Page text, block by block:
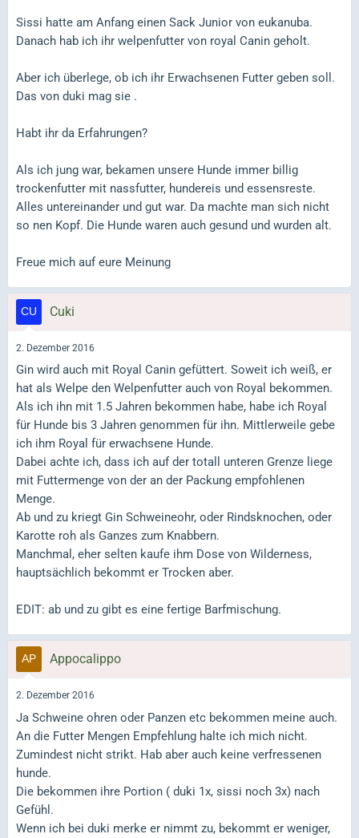
Sissi hatte am Anfang einen Sack Junior von eukanuba.
Danach hab ich ihr welpenfutter von royal Canin geholt.
Aber ich überlege, ob ich ihr Erwachsenen Futter geben soll.
Das von duki mag sie .
Habt ihr da Erfahrungen?
Als ich jung war, bekamen unsere Hunde immer billig
trockenfutter mit nassfutter, hundereis und essensreste.
Alles untereinander und gut war. Da machte man sich nicht
so nen Kopf. Die Hunde waren auch gesund und wurden alt.
Freue mich auf eure Meinung
Cuki
2. Dezember 2016
Gin wird auch mit Royal Canin gefüttert. Soweit ich weiß, er
hat als Welpe den Welpenfutter auch von Royal bekommen.
Als ich ihn mit 1.5 Jahren bekommen habe, habe ich Royal
für Hunde bis 3 Jahren genommen für ihn. Mittlerweile gebe
ich ihm Royal für erwachsene Hunde.
Dabei achte ich, dass ich auf der totall unteren Grenze liege
mit Futtermenge von der an der Packung empfohlenen
Menge.
Ab und zu kriegt Gin Schweineohr, oder Rindsknochen, oder
Karotte roh als Ganzes zum Knabbern.
Manchmal, eher selten kaufe ihm Dose von Wilderness,
hauptsächlich bekommt er Trocken aber.
EDIT: ab und zu gibt es eine fertige Barfmischung.
Appocalippo
2. Dezember 2016
Ja Schweine ohren oder Panzen etc bekommen meine auch.
An die Futter Mengen Empfehlung halte ich mich nicht.
Zumindest nicht strikt. Hab aber auch keine verfressenen
hunde.
Die bekommen ihre Portion ( duki 1x, sissi noch 3x) nach
Gefühl.
Wenn ich bei duki merke er nimmt zu, bekommt er weniger,